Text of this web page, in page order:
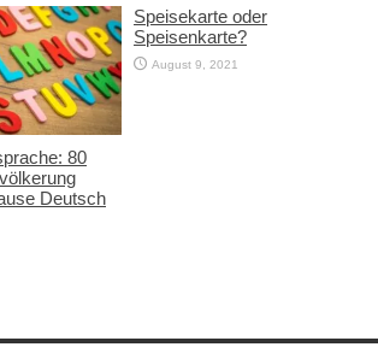
80
Deutsch
Speisekarte oder
Speisenkarte?
August 9, 2021